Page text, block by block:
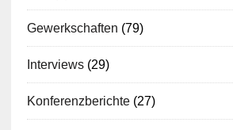
Gewerkschaften (79)
Interviews(29)
Konferenzberichte(27)